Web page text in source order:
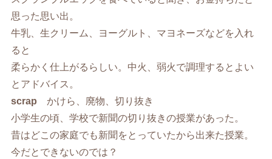
思った思い出。
牛乳、生クリーム、ヨーグルト、マヨネーズなどを入れ
ると
柔らかく仕上がるらしい。中火、弱火で調理するとよい
とアドバイス。
scrap かけら、廃物、切り抜き
小学生の頃、学校で新聞の切り抜きの授業があった。
昔はどこの家庭でも新聞をとっていたから出来た授業。
今だとできないのでは？